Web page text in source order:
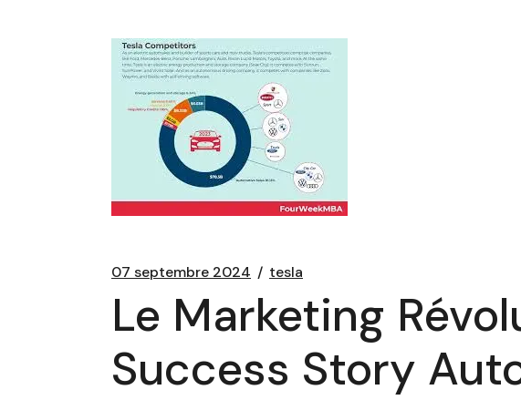
07 septembre 2024 tesla
Le Marketing
Success Story